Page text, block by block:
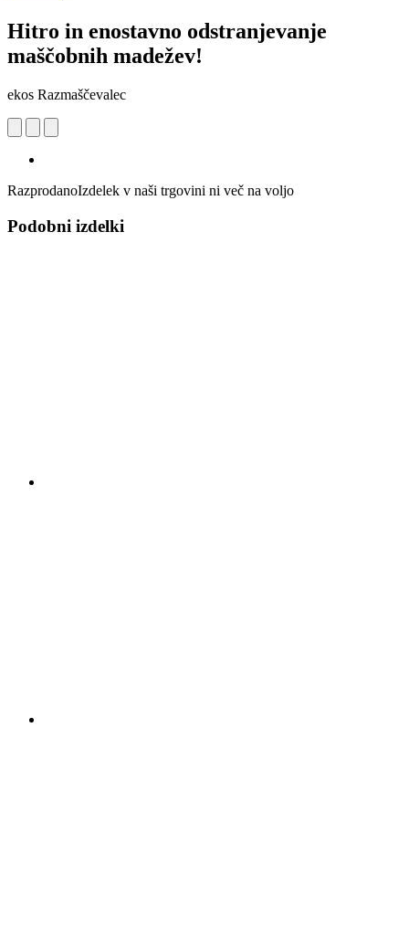
Hitro in enostavno odstranjevanje
maščobnih madežev!
ekos Razmaščevalec
RazprodanoIzdelek v naši trgovini ni več na voljo
Podobni izdelki